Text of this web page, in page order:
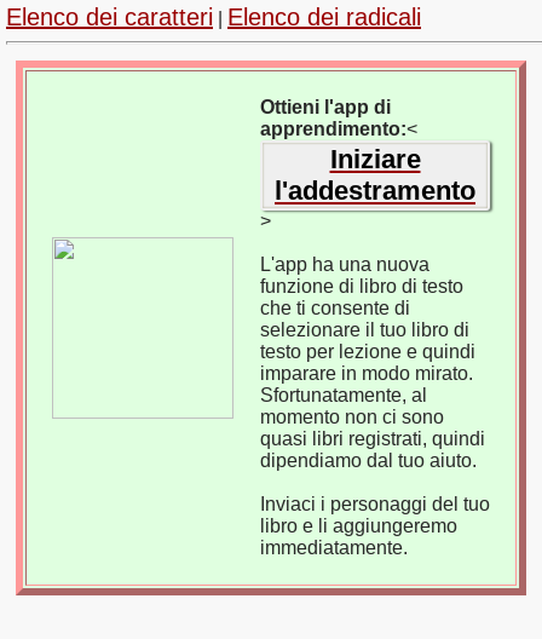
Elenco dei caratteri Elenco dei radicali
Ottieni l'app di
apprendimento:<
Iniziare
l'addestramento
>
L'app ha una nuova
funzione di libro di testo
che ti consente di
selezionare il tuo libro di
testo per lezione e quindi
imparare in modo mirato.
Sfortunatamente, al
momento non ci sono
quasi libri registrati, quindi
dipendiamo dal tuo aiuto.
Inviaci i personaggi del tuo
libro e li aggiungeremo
immediatamente.